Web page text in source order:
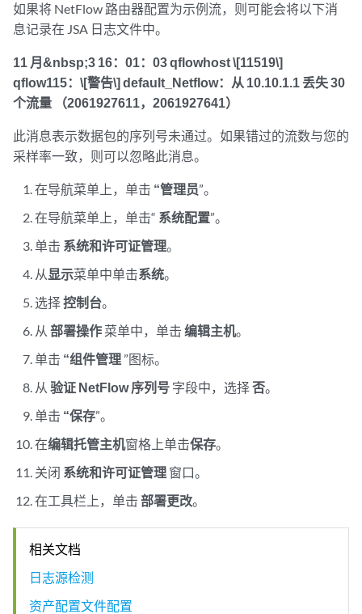
如果将 NetFlow 路由器配置为示例流，则可能会将以下消
息记录在 JSA 日志文件中。
11 月&nbsp;3 16：01：03 qflowhost \[11519\]
qflow115：\[警告\] default_Netflow：从 10.10.1.1 丢失 30
个流量 （2061927611，2061927641）
此消息表示数据包的序列号未通过。如果错过的流数与您的
采样率一致，则可以忽略此消息。
在导航菜单上，单击 “管理员”。
在导航菜单上，单击“ 系统配置”。
单击 系统和许可证管理。
从 显示菜单中单击系统。
选择控制台。
从部署操作 菜单中，单击编辑主机。
单击 “组件管理 ”图标。
从验证 NetFlow 序列号 字段中，选择否。
单击 “保存”。
在编辑托管主机窗格上单击保存。
关闭 系统和许可证管理 窗口。
在工具栏上，单击部署更改。
相关文档
日志源检测
资产配置文件配置